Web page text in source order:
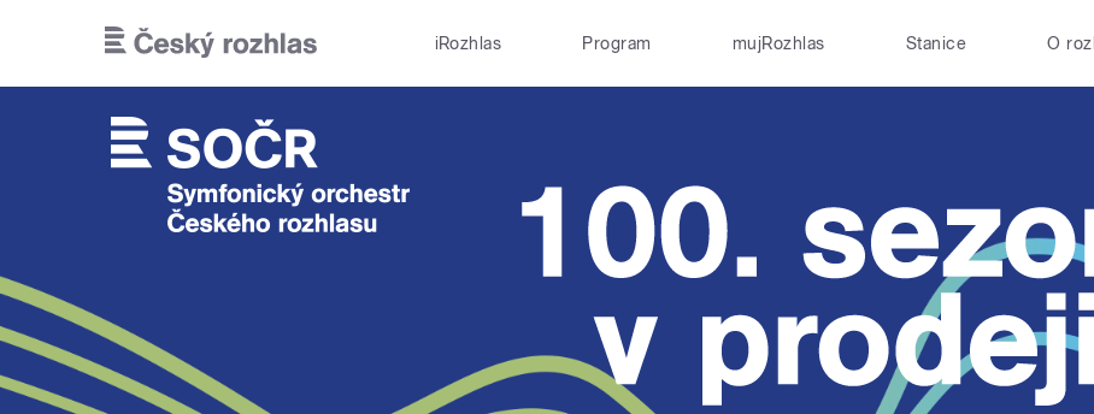
iRozhlas Program mujRozhlas Stanice O